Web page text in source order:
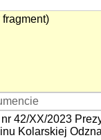
nr 42/XX/2023
Kolarskiej